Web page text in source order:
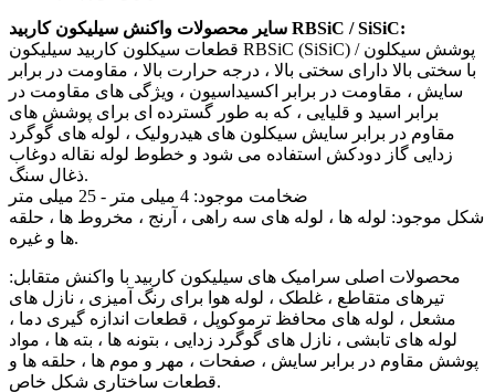
سایر محصولات واکنش سیلیکون کاربید RBSiC / SiSiC:
قطعات سیکلون کاربید سیلیکون RBSiC (SiSiC) / پوشش سیکلون
با سختی بالا دارای سختی بالا ، درجه حرارت بالا ، مقاومت در برابر
سایش ، مقاومت در برابر اکسیداسیون ، ویژگی های مقاومت در
برابر اسید و قلیایی ، که به طور گسترده ای برای پوشش های
مقاوم در برابر سایش سیکلون های هیدرولیک ، لوله های گوگرد
زدایی گاز دودکش استفاده می شود و خطوط لوله نقاله دوغاب
ذغال سنگ.
ضخامت موجود: 4 میلی متر - 25 میلی متر
شکل موجود: لوله ها ، لوله های سه راهی ، آرنج ، مخروط ها ، حلقه
ها و غیره.
محصولات اصلی سرامیک های سیلیکون کاربید با واکنش متقابل:
تیرهای متقاطع ، غلطک ، لوله هوا برای رنگ آمیزی ، نازل های
مشعل ، لوله های محافظ ترموکوپل ، قطعات اندازه گیری دما ،
لوله های تابشی ، نازل های گوگرد زدایی ، بتونه ها ، بته ها ، مواد
پوشش مقاوم در برابر سایش ، صفحات ، مهر و موم ها ، حلقه ها و
قطعات ساختاری شکل خاص.